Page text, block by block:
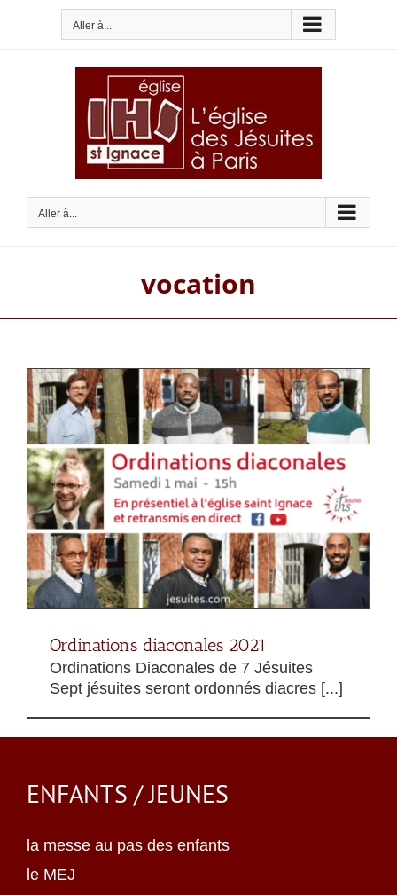
Aller à...
Aller à...
vocation
Ordinations diaconales 2021
Ordinations Diaconales de 7 Jésuites
Sept jésuites seront ordonnés diacres [...]
ENFANTS / JEUNES
la messe au pas des enfants
le MEJ